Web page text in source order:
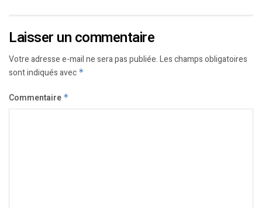
Laisser un commentaire
Votre adresse e-mail ne sera pas publiée.Les champs obligatoires
sont indiqués avec *
Commentaire *